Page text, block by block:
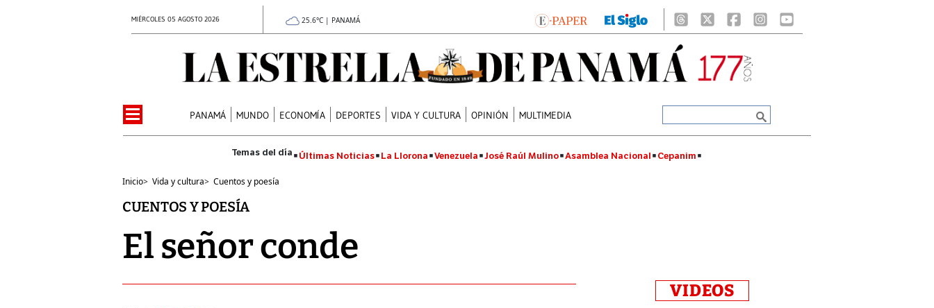
MIÉRCOLES 05 AGOSTO 2026 25.6°C | PANAMÁ
PANAMÁ MUNDO ECONOMÍA DEPORTES VIDA Y CULTURA OPINIÓN MULTIMEDIA
Últimas Noticias La Llorona Venezuela José Raúl Mulino Asamblea Nacional Cepanim
Inicio> Vida y cultura> Cuentos y poesía
CUENTOS Y POESÍA
El señor conde
VIDEOS